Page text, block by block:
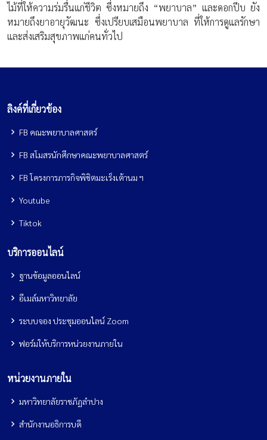
ไม้ที่ให้ความร่มรื่นแก่ชีวิต ซึ่งหมายถึง “พยาบาล” และดอกปีบ ยัง
หมายถึงยาอายุวัฒนะ ซึ่งเปรียบเสมือนพยาบาล ที่ให้การดูแลรักษา
และส่งเสริมสุขภาพแก่คนทั่วไป
ลิงค์ที่เกี่ยวข้อง
FB คณะพยาบาลศาสตร์
FB สโมสรนักศึกษาคณะพยาบาลศาสตร์
FB โครงการภารกิจพิชิตมะเร็งเต้านม ฯ
Youtube
Tiktok
บริการออนไลน์
ฐานข้อมูลออนไลน์
อีเมล์มหาวิทยาลัย
ระบบจอง ประชุมออนไลน์ Zoom
ฟอร์มให้บริการหน่วยงานภายใน
หน่วยงานภายใน
มหาวิทยาลัยราชภัฏลำปาง
สำนักงานอธิการบดี